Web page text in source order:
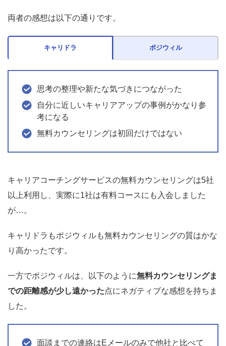
両者の感想は以下の通りです。
キャリドラ ポジウィル
思考の整理や新たな気づきにつながった
自分に近しいキャリアアップの事例がかなり参
考になる
無料カウンセリングは初回だけではない
キャリアコーチングサービスの無料カウンセリングは5社
以上利用し、実際に1社は有料コースにも入会しました
が…。
キャリドラもポジウィルも無料カウンセリングの質はかな
り高かったです。
一方でポジウィルは、以下のように無料カウンセリングま
での距離感が少し遠かった点にネガティブな感想を持ちま
した。
面談までの連絡はEメールのみで他社と比べて